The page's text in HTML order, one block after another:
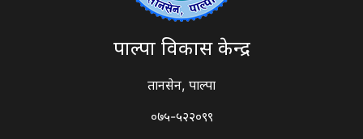
पाल्पा विकास केन्द्र
तानसेन, पाल्पा
०७५-५२२०९९